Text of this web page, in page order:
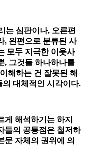
는 심판이나, 오른편
, 왼편으로 분류된 사
모두 지극한 이웃사
, 그것들 하나하나를
해하는 건 잘못된 해
대체적인 시각이다.
게 해석하기는 하지
들의 공통점은 철저하
문 자체의 권위에 의